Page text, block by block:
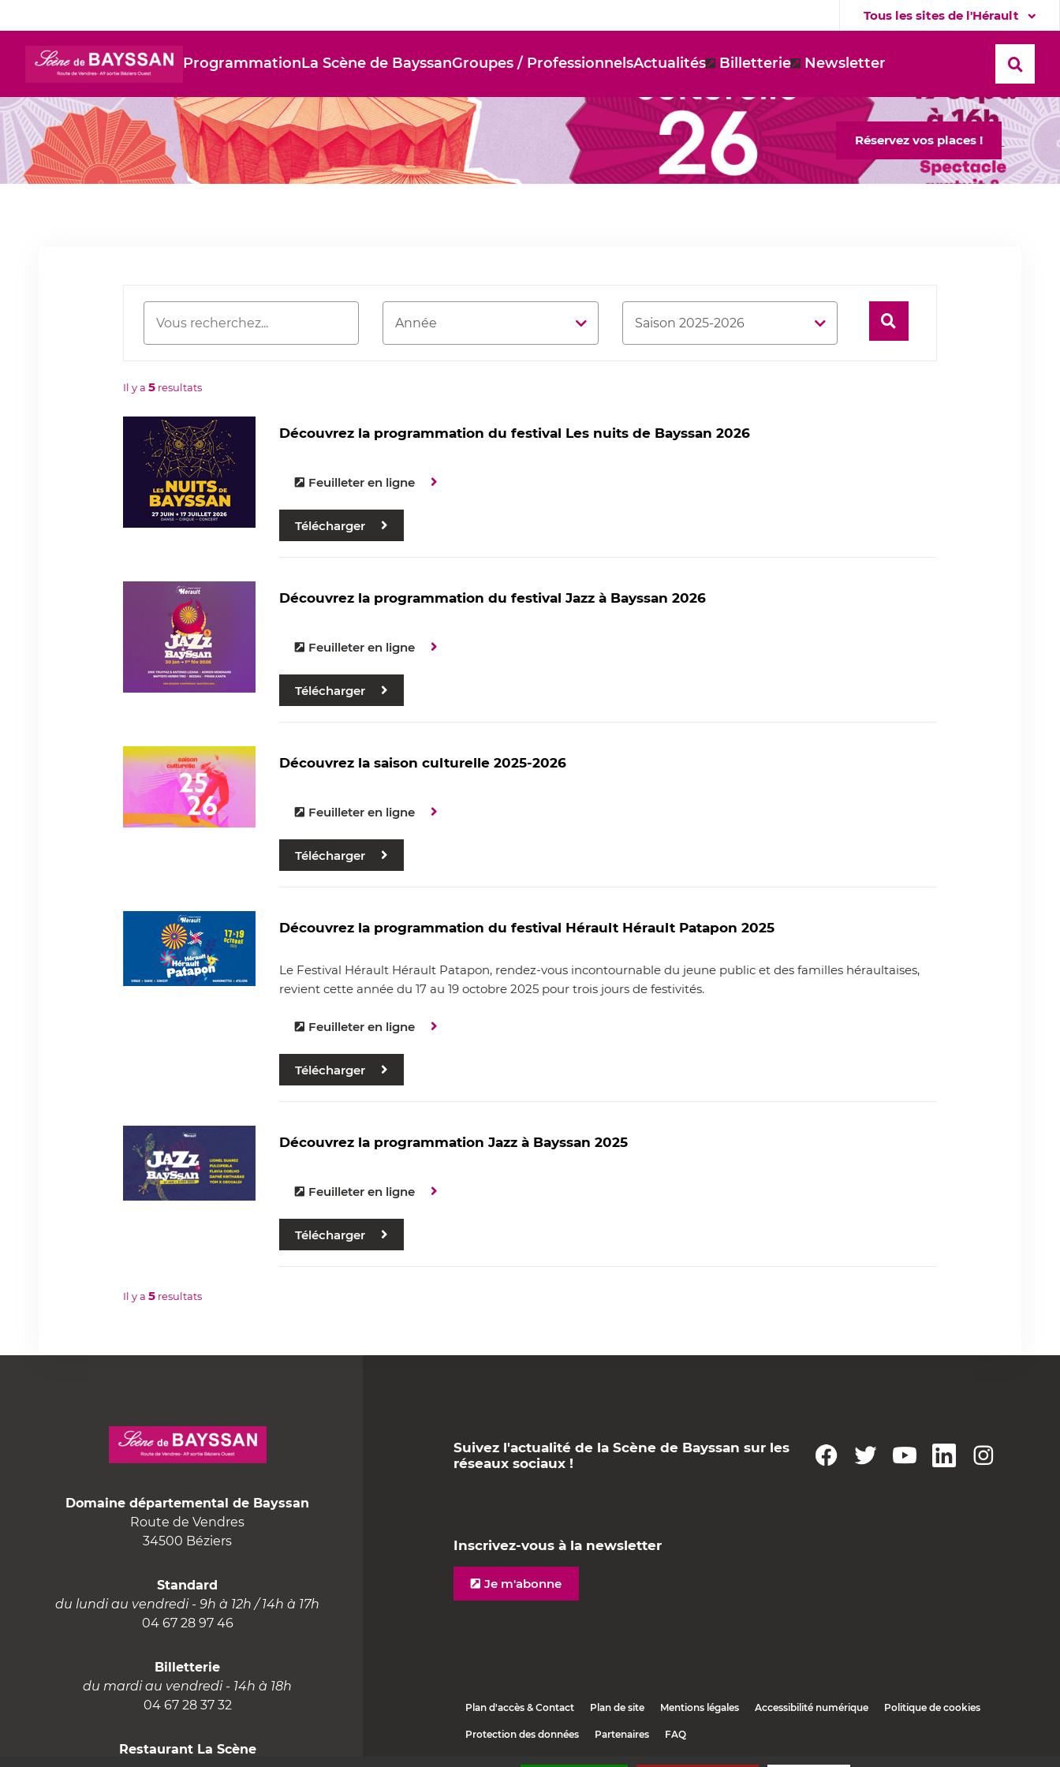
Tous les sites de l'Hérault
ProgrammationLa Scène de BayssanGroupes / ProfessionnelsActualités Billetterie Newsletter
Réservez vos places !
Rechercher
une
Thématique
Rechercher
Il y a 5 resultats
Découvrez la programmation du festival Les nuits de Bayssan 2026
Feuilleter en ligne
Télécharger
Découvrez la programmation du festival Jazz à Bayssan 2026
Feuilleter en ligne
Télécharger
Découvrez la saison culturelle 2025-2026
Feuilleter en ligne
Télécharger
Découvrez la programmation du festival Hérault Hérault Patapon 2025
Le Festival Hérault Hérault Patapon, rendez-vous incontournable du jeune public et des familles héraultaises,
revient cette année du 17 au 19 octobre 2025 pour trois jours de festivités.
Feuilleter en ligne
Télécharger
Découvrez la programmation Jazz à Bayssan 2025
Feuilleter en ligne
Télécharger
Il y a 5 resultats
Domaine départemental de Bayssan
Route de Vendres
34500 Béziers
Standard
du lundi au vendredi - 9h à 12h / 14h à 17h
04 67 28 97 46
Billetterie
du mardi au vendredi - 14h à 18h
04 67 28 37 32
Restaurant La Scène
Suivez l'actualité de la Scène de Bayssan sur les
réseaux sociaux !
Inscrivez-vous à la newsletter
Je m'abonne
Plan d'accès & Contact Plan de site Mentions légales Accessibilité numérique Politique de cookies
Protection des données Partenaires FAQ